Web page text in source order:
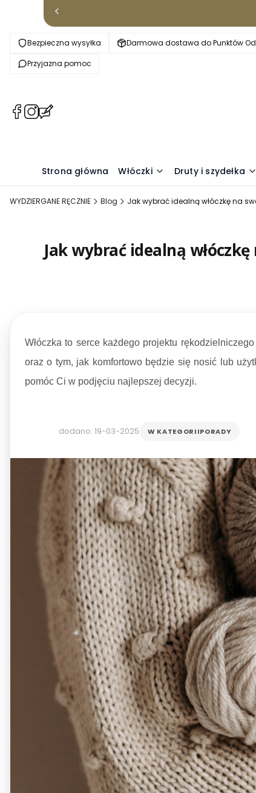
Bezpieczna wysyłka
Darmowa dostawa do Punktów
Przyjazna pomoc
(Otwiera
karcie)
(Otwiera
karcie)
(Otwiera
karcie)
Strona główna Włóczki Druty i szydełka
WYDZIERGANE RĘCZNIE Blog Jak wybrać idealną włóczkę na
Jak wybrać idealną
Włóczka to serce każdego projektu
oraz o tym, jak komfortowo będzie się nosić lub
pomóc Ci w podjęciu najlepszej decyzji.
dodano: 19-03-2025 W KATEGORIIPORADY